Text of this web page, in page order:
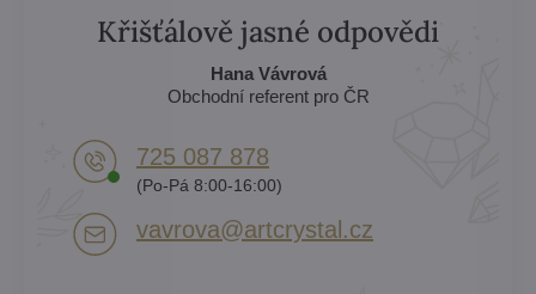
Křišťálově jasné odpovědi
Hana Vávrová
Obchodní referent pro ČR
725 087 878​
(Po-Pá 8:00-16:00)
vavrova​@artcrystal​.cz